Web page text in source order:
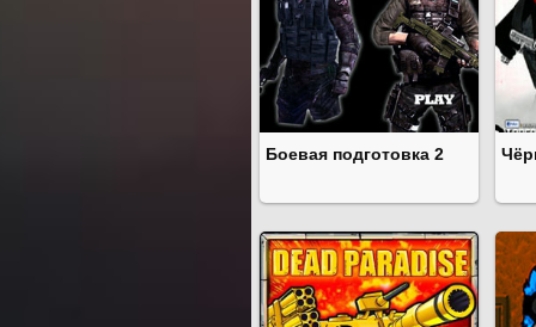
Боевая подготовка 2